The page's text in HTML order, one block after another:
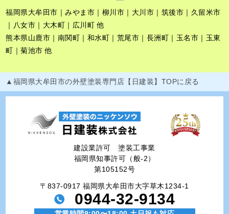
福岡県大牟田市｜みやま市｜柳川市｜大川市｜筑後市｜久留米市
｜八女市｜大木町｜広川町 他
熊本県山鹿市｜南関町｜和水町｜荒尾市｜長洲町｜玉名市｜玉東
町｜菊池市 他
▲福岡県大牟田市の外壁塗装専門店【日建装】TOPに戻る
建設業許可 塗装工事業
福岡県知事許可（般-2）
第105152号
〒837-0917 福岡県大牟田市大字草木1234-1
0944-32-9134